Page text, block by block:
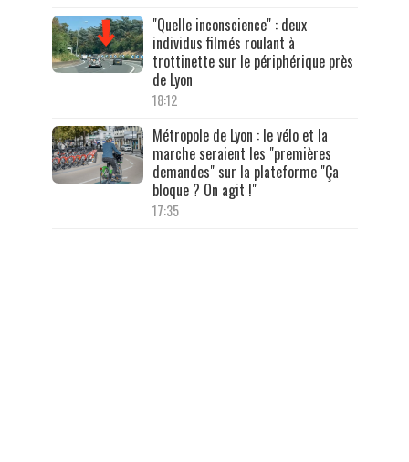
"Quelle inconscience" : deux
individus filmés roulant à
trottinette sur le périphérique près
de Lyon
18:12
Métropole de Lyon : le vélo et la
marche seraient les "premières
demandes" sur la plateforme "Ça
bloque ? On agit !"
17:35